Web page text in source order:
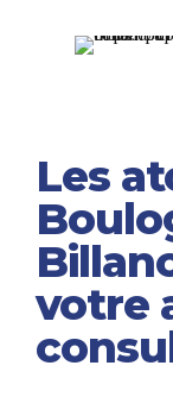
Les
votre